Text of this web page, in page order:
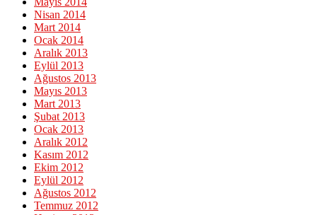
Nisan 2014
Mart 2014
Ocak 2014
Aralık 2013
Eylül 2013
Ağustos 2013
Mayıs 2013
Mart 2013
Şubat 2013
Ocak 2013
Aralık 2012
Kasım 2012
Ekim 2012
Eylül 2012
Ağustos 2012
Temmuz 2012